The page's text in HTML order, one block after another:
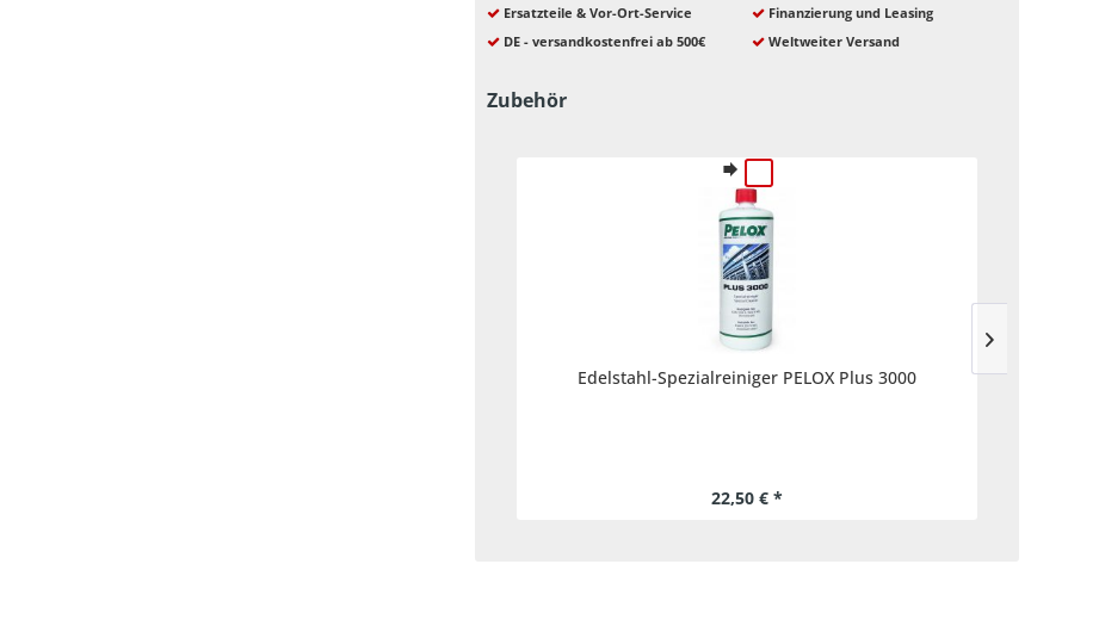
Ersatzteile & Vor-Ort-Service
Finanzierung und Leasing
DE - versandkostenfrei ab 500€
Weltweiter Versand
Zubehör
Edelstahl-Spezialreiniger PELOX Plus 3000
22,50 € *